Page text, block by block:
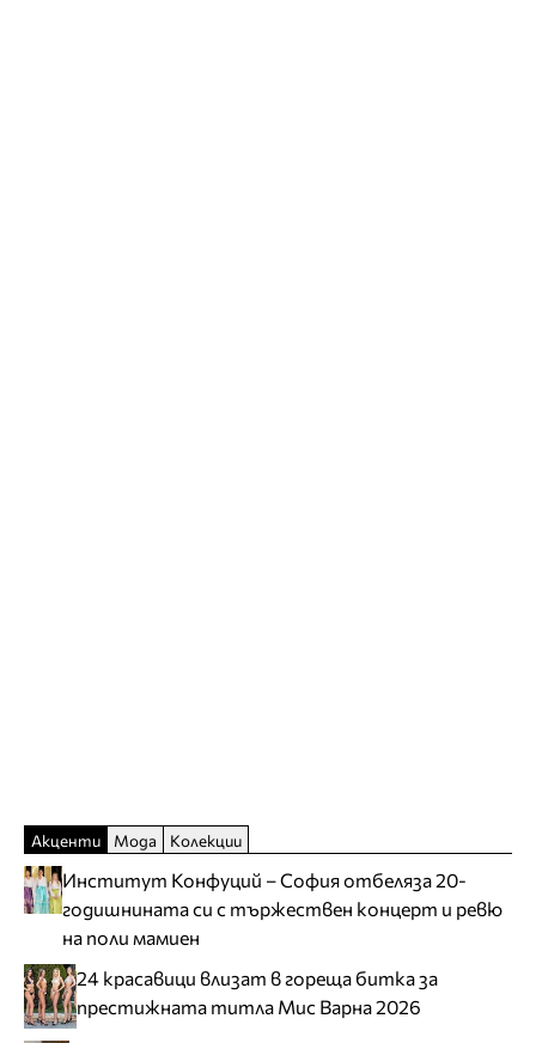
Акценти Мода Колекции
Институт Конфуций – София отбеляза 20-
годишнината си с тържествен концерт и ревю
на поли мамиен
24 красавици влизат в гореща битка за
престижната титла Мис Варна 2026